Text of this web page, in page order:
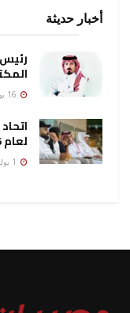
أخبار حديثة
لعام 2026